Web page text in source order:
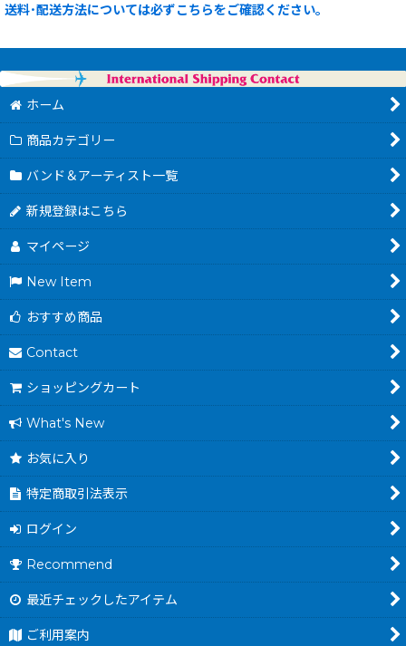
送料･配送方法については必ずこちらをご確認ください。
ホーム
商品カテゴリー
バンド＆アーティスト一覧
新規登録はこちら
マイページ
New Item
おすすめ商品
Contact
ショッピングカート
What's New
お気に入り
特定商取引法表示
ログイン
Recommend
最近チェックしたアイテム
ご利用案内